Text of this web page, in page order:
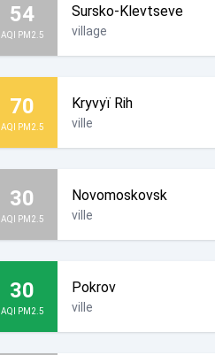
54
AQI PM2.5
Sursko-Klevtseve
village
70
AQI PM2.5
Kryvyï Rih
ville
30
AQI PM2.5
Novomoskovsk
ville
30
AQI PM2.5
Pokrov
ville